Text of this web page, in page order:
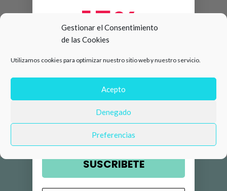
Gestionar el Consentimiento
de las Cookies
Utilizamos cookies para optimizar nuestro sitio web y nuestro servicio.
Acepto
Denegado
Preferencias
15%
compra 🛍️
Número de teléfono
Email
SUSCRIBETE